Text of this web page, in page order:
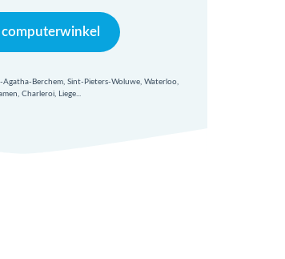
Agatha-Berchem, Sint-Pieters-Woluwe, Waterloo,
Charleroi, Liege...